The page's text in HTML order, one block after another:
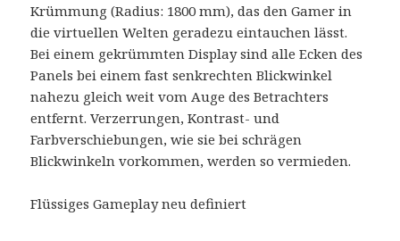
Krümmung (Radius: 1800 mm), das den Gamer in
die virtuellen Welten geradezu eintauchen lässt.
Bei einem gekrümmten Display sind alle Ecken des
Panels bei einem fast senkrechten Blickwinkel
nahezu gleich weit vom Auge des Betrachters
entfernt. Verzerrungen, Kontrast- und
Farbverschiebungen, wie sie bei schrägen
Blickwinkeln vorkommen, werden so vermieden.
Flüssiges Gameplay neu definiert